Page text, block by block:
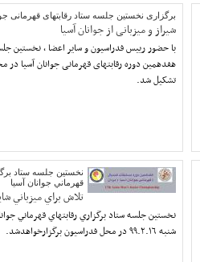
برگزاری نخستین جلسه ستاد رقابتهای قهرمانی
شیراز و میزبانی از جوانان آسیا
با حضور رییس فدراسیون و سایر اعضا ، نخستین
هفدهمین دوره رقابتهای قهرمانی جوانان آسیا در
تشکیل شد.
نخستين جلسه ستاد
قهرماني جوانان آسيا
تلاش براي ميزباني
نخستين جلسه ستاد برگزاري رقابتهاي قهرماني
شنبه ٩٩.٢.١٦ در محل فدراسيون برگزارخواهدشد.